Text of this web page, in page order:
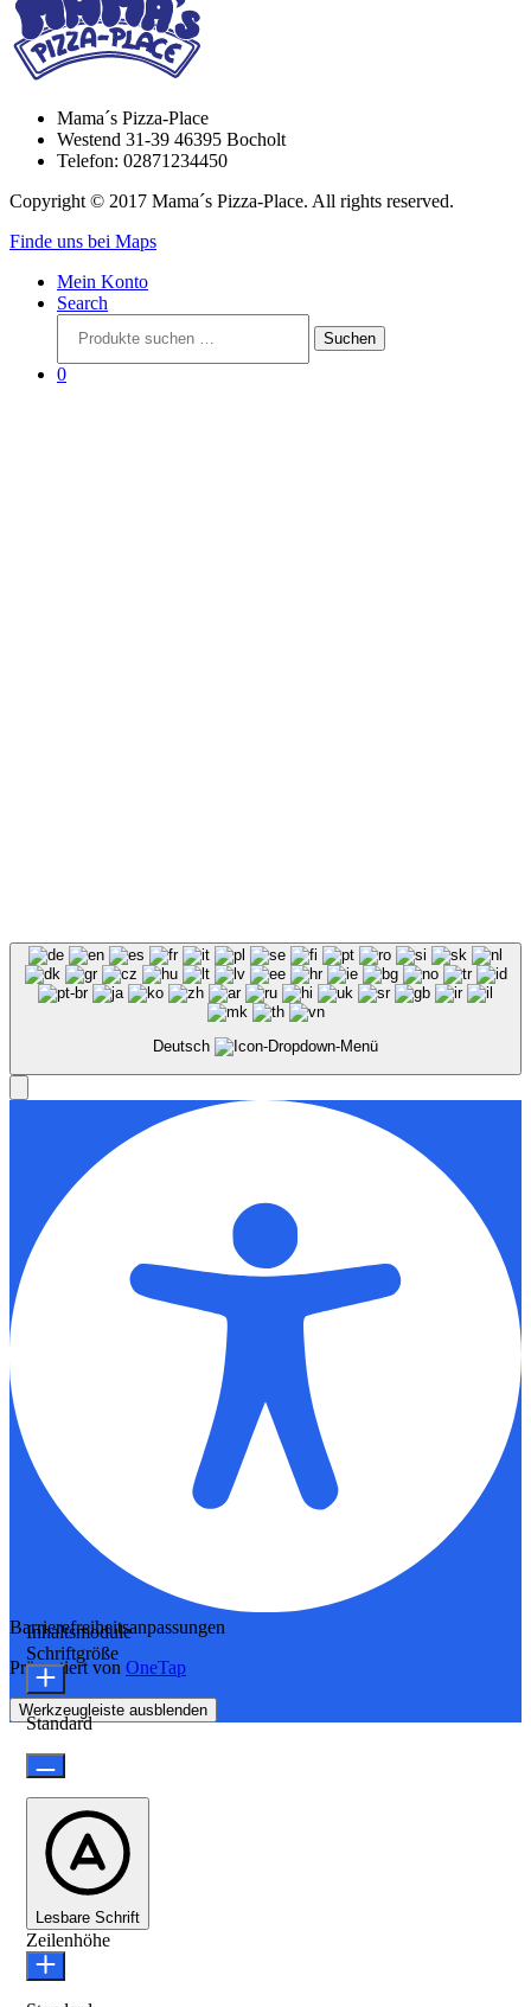
Mama´s Pizza-Place
Westend 31-39 46395 Bocholt
Telefon: 02871234450
Copyright © 2017 Mama´s Pizza-Place. All rights reserved.
Finde uns bei Maps
Mein Konto
Search
nach:
Suchen
0
Deutsch
Barrierefreiheitsanpassungen
Präsentiert von OneTap
Werkzeugleiste ausblenden
Inhaltsmodule
Schriftgröße
Standard
Lesbare Schrift
Zeilenhöhe